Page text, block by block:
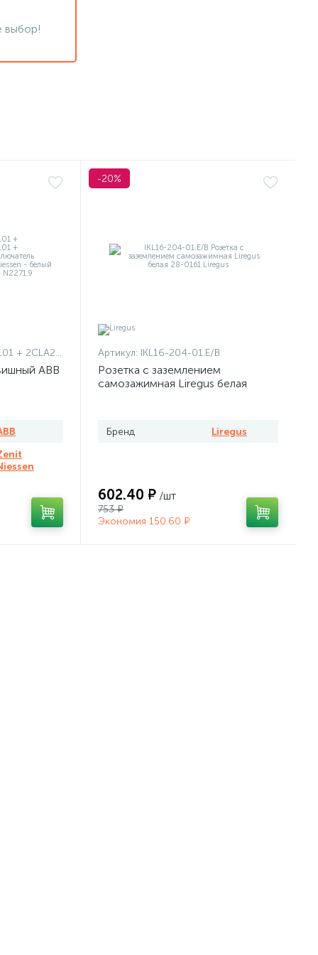
выбор!
+ 2CLA227190N1001
ABB
-20%
Артикул: IKL16-204-01.E/B
Розетка с заземлением
самозажимная Liregus белая
Бренд Liregus
602.40 ₽ /шт
753 ₽
Экономия 150.60 ₽